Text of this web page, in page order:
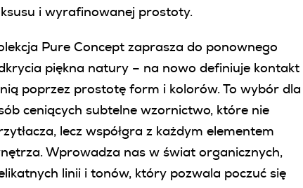
i wyrafinowanej prostoty.
Pure Concept zaprasza do ponownego
piękna natury – na nowo definiuje kontakt
poprzez prostotę form i kolorów. To wybór dla
ceniących subtelne wzornictwo, które nie
lecz współgra z każdym elementem
Wprowadza nas w świat organicznych,
linii i tonów, który pozwala poczuć się